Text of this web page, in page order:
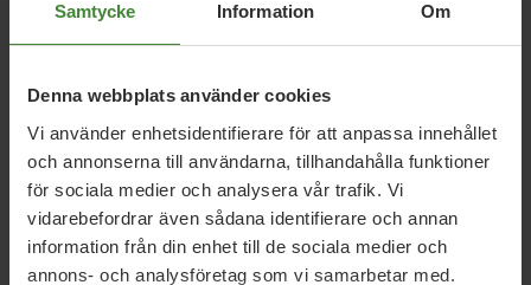
Samtycke Information Om
Denna webbplats använder cookies
Vi använder enhetsidentifierare för att anpassa innehållet
och annonserna till användarna, tillhandahålla funktioner
för sociala medier och analysera vår trafik. Vi
vidarebefordrar även sådana identifierare och annan
information från din enhet till de sociala medier och
annons- och analysföretag som vi samarbetar med.
sammanhållen politik för att rädda haven.
Östersjön. Därför driver den gröna gruppen i EU-parlamentet krav på
områden för att säkra biodiversitet och fiske.
De gröna i Europa med Isabella Lövini spetsen ser också
hur viktigt det är att vi hejdar klimatförändringarna för
havens skull.